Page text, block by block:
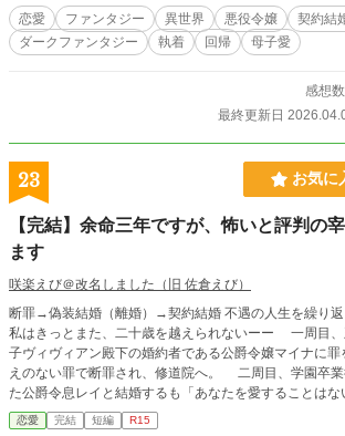
元鞘に見える展開や、ヒーローが執
レ寄り）と感じられる描写がありま
トラウマ描写を含みますので、苦手
恋愛 ファンタジー 異世界 悪役令嬢 契約結
ダークファンタジー
執着 回帰 母子愛
感想
最終更新日
23 お気に
【完結】余命三年ですが、怖いと評判の
ます
咲楽えび＠改名しました（旧 佐倉えび）
断罪→偽装結婚（離婚）→契約結婚 不遇の人生を繰り返
私はきっとまた、二十歳を越えられないーー 一周目、王立学園にて、第二王
子ヴィヴィアン殿下の婚約者である公爵令嬢マイナに
えのない罪で断罪され、修道院へ。 二周目、学園卒
た公爵令息レイと結婚するも「あなたを愛することは
偽装結婚だった。後に離婚。 三周目、学園への入学は
い王太子の妾にされる。その後、下賜されることになっ
恋愛 完結 短編 R15